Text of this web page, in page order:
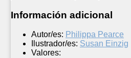
Información adicional
Autor/es: Philippa Pearce
Ilustrador/es: Susan Einzig
Valores: